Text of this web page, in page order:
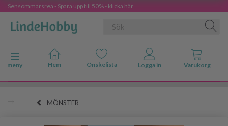
Sensommarsrea - Spara upp till 50% - klicka här
Ändra navigering
meny
MÖNSTER